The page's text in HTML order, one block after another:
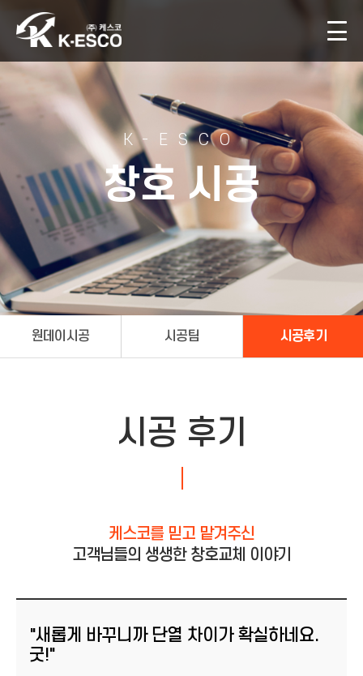
K-ESCO
창호 시공
원데이시공 시공팀 시공후기
시공 후기
케스코를 믿고 맡겨주신
고객님들의 생생한 창호교체 이야기
"새롭게 바꾸니까 단열 차이가 확실하네요.
굿!"